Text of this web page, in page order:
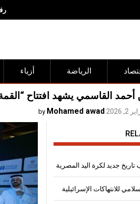
أزياء الرياضة
القاسمي يشهد افتتاح
2026
by
Mohamed awad
جديد لكرة اليد المصرية
للانتهاكات الإسرائيلية